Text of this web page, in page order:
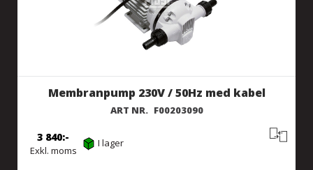
Membranpump 230V / 50Hz med kabel
ART NR. F00203090
Exkl. moms
3 840 I lager